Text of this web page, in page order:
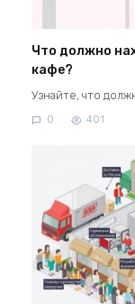
Что должно
кафе?
Узнайте, что
0 401